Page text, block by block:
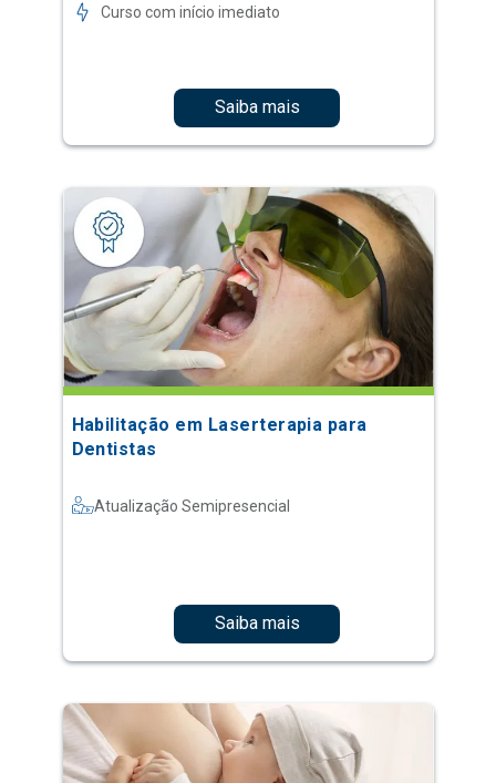
Curso com início imediato
Saiba mais
Habilitação em Laserterapia para
Dentistas
Atualização Semipresencial
Saiba mais